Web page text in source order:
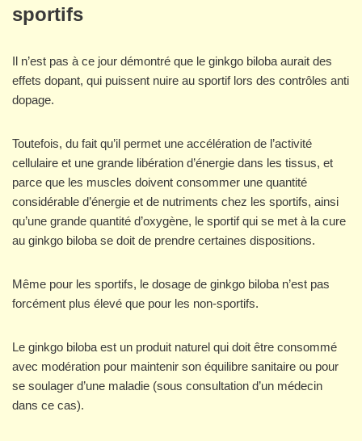
sportifs
Il n’est pas à ce jour démontré que le ginkgo biloba aurait des
effets dopant, qui puissent nuire au sportif lors des contrôles anti
dopage.
Toutefois, du fait qu’il permet une accélération de l’activité
cellulaire et une grande libération d’énergie dans les tissus, et
parce que les muscles doivent consommer une quantité
considérable d’énergie et de nutriments chez les sportifs, ainsi
qu’une grande quantité d’oxygène, le sportif qui se met à la cure
au ginkgo biloba se doit de prendre certaines dispositions.
Même pour les sportifs, le dosage de ginkgo biloba n’est pas
forcément plus élevé que pour les non-sportifs.
Le ginkgo biloba est un produit naturel qui doit être consommé
avec modération pour maintenir son équilibre sanitaire ou pour
se soulager d’une maladie (sous consultation d’un médecin
dans ce cas).